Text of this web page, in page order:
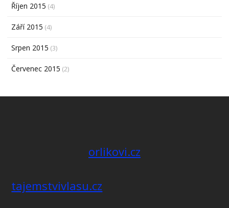
Říjen 2015 (4)
Září 2015 (4)
Srpen 2015 (3)
Červenec 2015 (2)
orlikovi.cz
tajemstvivlasu.cz